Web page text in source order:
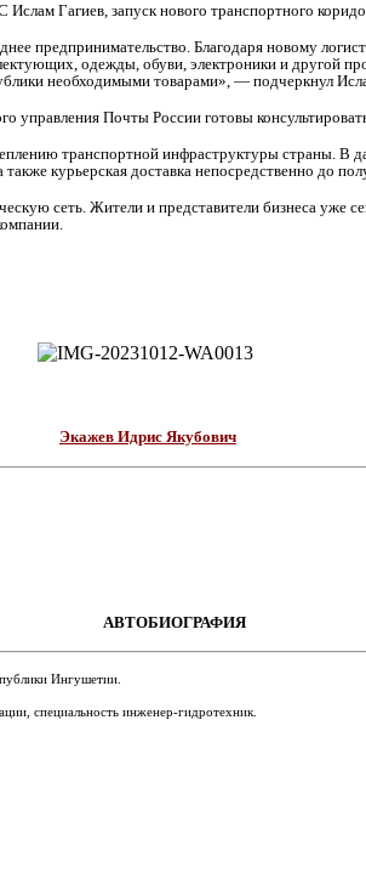
Гагиев, запуск нового транспортного
предпринимательство. Благодаря новому
одежды, обуви, электроники и другой
необходимыми товарами», — подчеркнул
управления Почты России готовы
транспортной инфраструктуры страны. В
курьерская доставка непосредственно до
сеть. Жители и представители бизнеса уже
Экажев Идрис Якубович
АВТОБИОГРАФИЯ
Ингушетии.
специальность инженер-гидротехник.